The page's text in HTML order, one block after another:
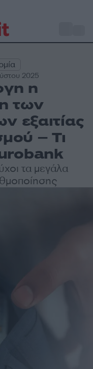
2025
η
των
εξαιτίας
– Τι
τα μεγάλα